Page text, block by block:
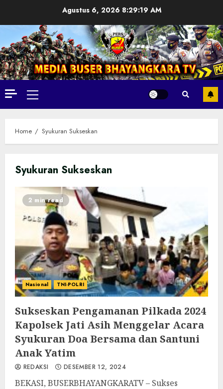
Agustus 6, 2026 8:29:20 AM
Primary
Menu
Home Syukuran Sukseskan
Syukuran Sukseskan
2 min read
Nasional TNI-POLRI
Sukseskan Pengamanan Pilkada 2024
Kapolsek Jati Asih Menggelar Acara
Syukuran Doa Bersama dan Santuni
Anak Yatim
REDAKSI DESEMBER 12, 2024
BEKASI, BUSERBHAYANGKARATV – Sukses